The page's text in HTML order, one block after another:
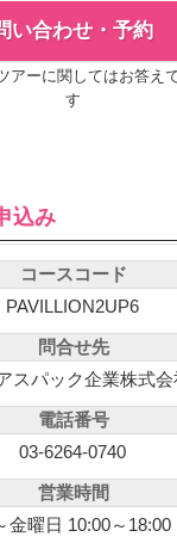
い合わせ・予約
ーに関してはお答え
す
込み
コースコード
PAVILLION2UP6
問合せ先
スパック企業株式会
電話番号
03-6264-0740
営業時間
金曜日 10:00～18:00